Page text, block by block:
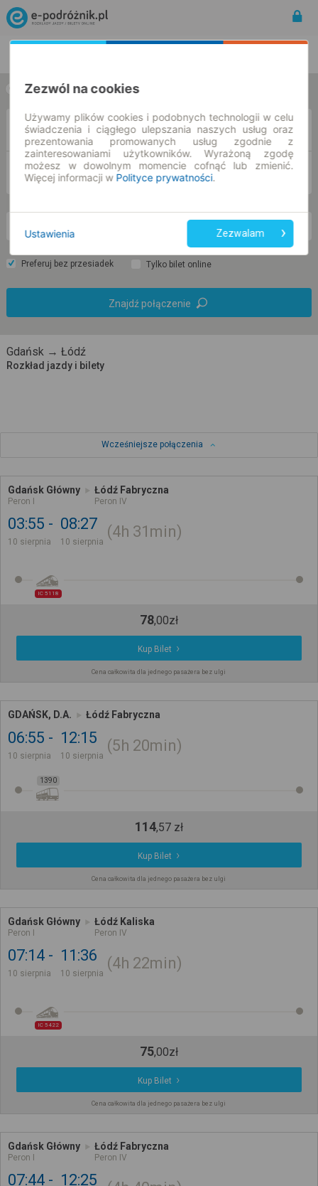
w jedną stronę w obie strony
Z
DO
pn. 10 sie.
Preferuj bez przesiadek Tylko bilet online
Znajdź połączenie
Gdańsk → Łódź
Rozkład jazdy i bilety
Wcześniejsze połączenia
Gdańsk Główny
Peron I
Łódź Fabryczna
Peron IV
03:55
10 sierpnia
08:27
10 sierpnia
4h 31min
IC 5118
78,00zł
Kup Bilet
Cena całkowita dla jednego pasażera bez ulgi
GDAŃSK, D.A. Łódź Fabryczna
06:55
10 sierpnia
12:15
10 sierpnia
5h 20min
1390
114,57 zł
Kup Bilet
Cena całkowita dla jednego pasażera bez ulgi
Gdańsk Główny
Peron I
Łódź Kaliska
Peron IV
07:14
10 sierpnia
11:36
10 sierpnia
4h 22min
IC 5422
75,00zł
Kup Bilet
Cena całkowita dla jednego pasażera bez ulgi
Gdańsk Główny
Peron I
Łódź Fabryczna
Peron IV
07:44 12:25
Zezwól na cookies
Używamy plików cookies i podobnych technologii w celu
świadczenia i ciągłego ulepszania naszych usług oraz
prezentowania promowanych usług zgodnie z
zainteresowaniami użytkowników. Wyrażoną zgodę
możesz w dowolnym momencie cofnąć lub zmienić.
Więcej informacji w Polityce prywatności.
Ustawienia Zezwalam